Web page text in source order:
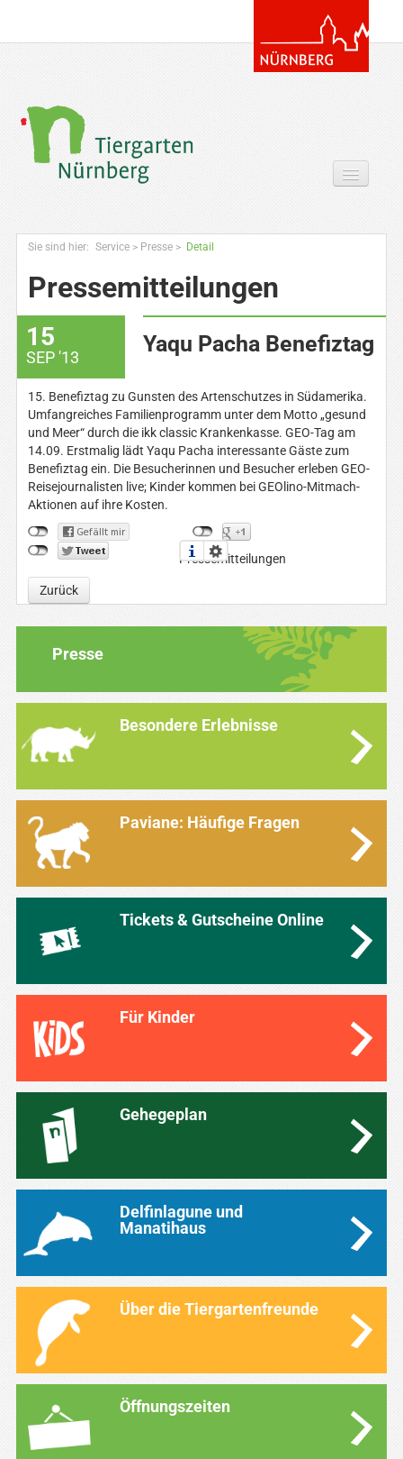
Entdecken
Zoowissen & Co
Sie sind hier: Service> Presse> Detail
Pressemitteilungen
15
SEP '13
Yaqu Pacha Benefiztag
15. Benefiztag zu Gunsten des Artenschutzes in Südamerika.
Umfangreiches Familienprogramm unter dem Motto „gesund
und Meer“ durch die ikk classic Krankenkasse. GEO-Tag am
14.09. Erstmalig lädt Yaqu Pacha interessante Gäste zum
Benefiztag ein. Die Besucherinnen und Besucher erleben GEO-
Reisejournalisten live; Kinder kommen bei GEOlino-Mitmach-
Aktionen auf ihre Kosten.
Pressemitteilungen
Zurück
Presse
Besondere Erlebnisse
Paviane: Häufige Fragen
Tickets & Gutscheine Online
Für Kinder
Gehegeplan
Delfinlagune und
Manatihaus
Über die Tiergartenfreunde
Öffnungszeiten